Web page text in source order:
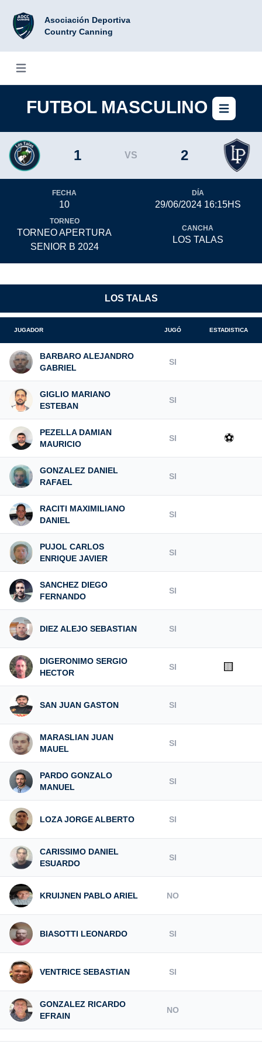
Asociación Deportiva
Country Canning
Abrir menú
FUTBOL MASCULINO
1 VS 2
FECHA
10
DÍA
29/06/2024 16:15HS
TORNEO
TORNEO APERTURA
SENIOR B 2024
CANCHA
LOS TALAS
LOS TALAS
JUGADOR JUGÓ ESTADISTICA
BARBARO ALEJANDRO
GABRIEL
SI
GIGLIO MARIANO
ESTEBAN
SI
PEZELLA DAMIAN
MAURICIO
SI ⚽
GONZALEZ DANIEL
RAFAEL
SI
RACITI MAXIMILIANO
DANIEL
SI
PUJOL CARLOS
ENRIQUE JAVIER
SI
SANCHEZ DIEGO
FERNANDO
SI
DIEZ ALEJO SEBASTIAN SI
DIGERONIMO SERGIO
HECTOR
SI 🟨
SAN JUAN GASTON SI
MARASLIAN JUAN
MAUEL
SI
PARDO GONZALO
MANUEL
SI
LOZA JORGE ALBERTO SI
CARISSIMO DANIEL
ESUARDO
SI
KRUIJNEN PABLO ARIEL NO
BIASOTTI LEONARDO SI
VENTRICE SEBASTIAN SI
GONZALEZ RICARDO
EFRAIN
NO